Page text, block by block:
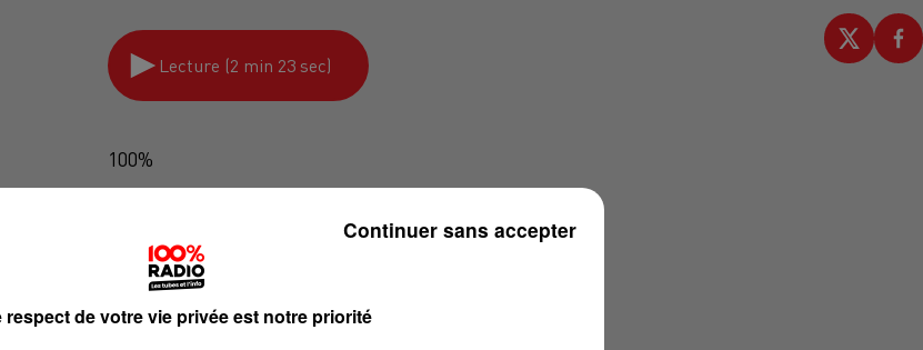
Lecture (2 min 23 sec)
100%
respect de votre vie privée est notre priorité
Continuer sans accepter